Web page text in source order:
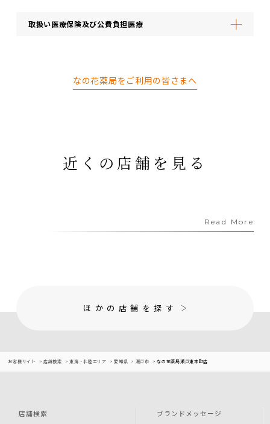
取扱い医療保険及び公費負担医療
なの花薬局をご利用の皆さまへ
近くの店舗を見る
Read More
ほかの店舗を探す
お客様サイト 店舗検索 東海・北陸エリア 愛知県 瀬戸市 なの花薬局瀬戸東本町店
店舗検索 ブランドメッセージ